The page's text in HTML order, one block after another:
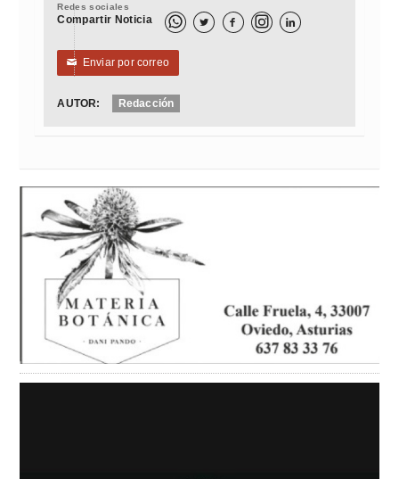
Redes sociales
Compartir Noticia   
✉ Enviar por correo
AUTOR: Redacción